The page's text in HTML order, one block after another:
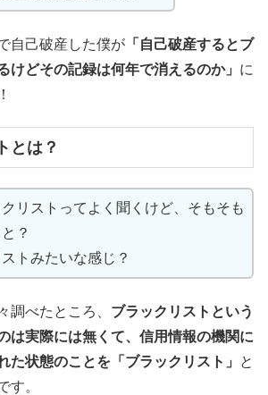
自己破産した僕が 「自己破産するとブ
けどその記録は何年で消えるのか」 に
とは？
リストってよく聞くけど、そもそも
？
トみたいな感じ？
調べたところ、 ブラックリストという
は実際には無くて、信用情報の機関に
た状態のことを「ブラックリスト」
と
す。